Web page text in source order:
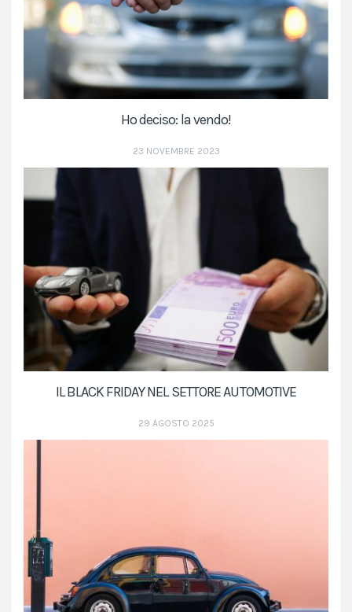
Ho deciso: la vendo!
23 NOVEMBRE 2023
IL BLACK FRIDAY NEL SETTORE AUTOMOTIVE
29 AGOSTO 2025